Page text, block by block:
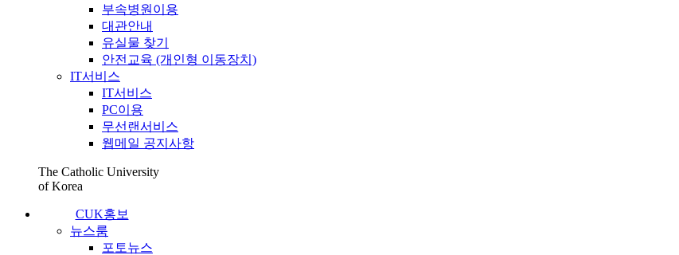
부속병원이용
대관안내
유실물 찾기
안전교육 (개인형 이동장치)
IT서비스
IT서비스
PC이용
무선랜서비스
웹메일 공지사항
The Catholic University
of Korea
CUK홍보
뉴스룸
포토뉴스